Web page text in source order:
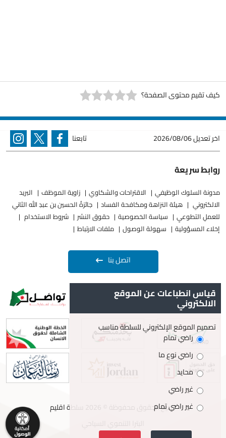
قياس انطباعات عن الموقع
الالكتروني
تصميم الموقع الإلكتروني للسلطة مناسب
راضي تمام
راضي نوع ما
محايد
غير راضي
غير راضي تمام
كيف تقيم محتوى الصفحة؟
اخر تعديل2026/08/06 تابعنا
روابط سريعة
مدونة السلوك الوظيفي الاقتراحات والشكاوي زاوية الموظف
البريد
الالكتروني
هيئة النزاهة ومكافحة الفساد
جائزةُ الحسين بن عبدِ الله الثاني
للعملِ التطوعيِ
سياسة الخصوصية حقوق النشر
شروط الاستخدام
إخلاء المسؤولية
سهولة الوصول ملفات الارتباط
اتصل بنا
جميع الحقوق محفوظة © 2026 سلطة اقليم